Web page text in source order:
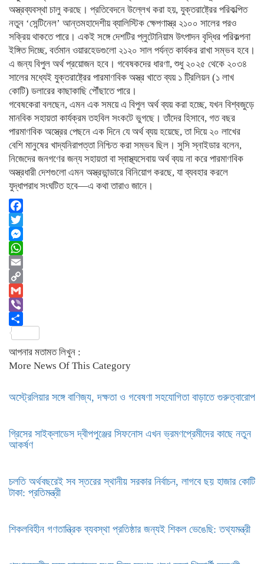
অস্ত্রব্যবস্থা চালু করছে। প্রতিবেদনে উল্লেখ করা হয়, যুক্তরাষ্ট্রের পরিকল্পিত
নতুন ‘সেন্টিনেল’ আন্তমহাদেশীয় ব্যালিস্টিক ক্ষেপণাস্ত্র ২১০০ সালের পরও
সক্রিয় থাকতে পারে। একই সঙ্গে দেশটির প্লুটোনিয়াম উৎপাদন বৃদ্ধির পরিকল্পনা
ইঙ্গিত দিচ্ছে, বর্তমান ওয়ারহেডগুলো ২১২০ সাল পর্যন্ত কার্যকর রাখা সম্ভব হবে।
এ জন্য বিপুল অর্থ প্রয়োজন হবে। গবেষকদের ধারণা, শুধু ২০২৫ থেকে ২০৩৪
সালের মধ্যেই যুক্তরাষ্ট্রের পারমাণবিক অস্ত্র খাতে ব্যয় ১ ট্রিলিয়ন (১ লাখ
কোটি) ডলারের কাছাকাছি পৌঁছাতে পারে।
গবেষকেরা বলছেন, এমন এক সময়ে এ বিপুল অর্থ ব্যয় করা হচ্ছে, যখন বিশ্বজুড়ে
মানবিক সহায়তা কার্যক্রম তহবিল সংকটে ভুগছে। তাঁদের হিসাবে, গত বছর
পারমাণবিক অস্ত্রের পেছনে এক দিনে যে অর্থ ব্যয় হয়েছে, তা দিয়ে ২০ লাখের
বেশি মানুষের খাদ্যনিরাপত্তা নিশ্চিত করা সম্ভব ছিল। সুসি স্নাইডার বলেন,
নিজেদের জনগণের জন্য সহায়তা বা স্বাস্থ্যসেবায় অর্থ ব্যয় না করে পারমাণবিক
অস্ত্রধারী দেশগুলো এমন অস্ত্রভান্ডারে বিনিয়োগ করছে, যা ব্যবহার করলে
যুদ্ধাপরাধ সংঘটিত হবে—এ কথা তারাও জানে।
Facebook
Twitter
Messenger
WhatsApp
Email
Copy
Link
Gmail
Viber
আপনার মতামত লিখুন :
More News Of This Category
অস্ট্রেলিয়ার সঙ্গে বাণিজ্য, দক্ষতা ও গবেষণা সহযোগিতা বাড়াতে গুরুত্বারোপ
গ্রিসের সাইক্লাডেস দ্বীপপুঞ্জের সিফনোস এখন ভ্রমণপ্রেমীদের কাছে নতুন
আকর্ষণ
চলতি অর্থবছরেই সব স্তরের স্থানীয় সরকার নির্বাচন, লাগবে ছয় হাজার কোটি
টাকা: প্রতিমন্ত্রী
শিকলবিহীন গণতান্ত্রিক ব্যবস্থা প্রতিষ্ঠার জন্যই শিকল ভেঙেছি: তথ্যমন্ত্রী